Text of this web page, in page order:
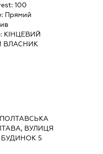
100
Прямий
КІНЦЕВИЙ
ВЛАСНИК
ПОЛТАВСЬКА
ВУЛИЦЯ
5